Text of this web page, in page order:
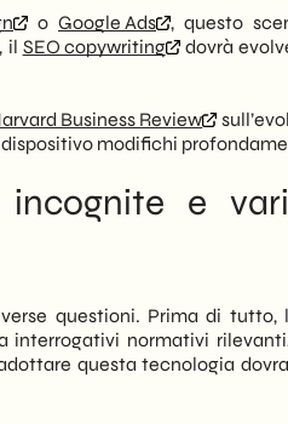
o Google Ads
, questo
il SEO copywriting
dovrà
Business Review
modifichi
e
questioni. Prima di
normativi
questa tecnologia